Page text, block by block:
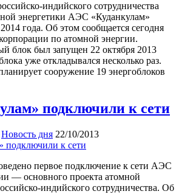
индийского сотрудничества
энергетики АЭС «Куданкулам»
года. Об этом сообщается сегодня
по атомной энергии.
блок был запущен 22 октября 2013
уже откладывался несколько раз.
сооружение 19 энергоблоков
подключили к сети
Новость дня 22/10/2013
первое подключение к сети АЭС
— основного проекта атомной
индийского сотрудничества. Об